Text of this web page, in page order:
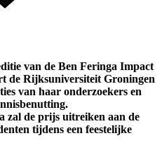
van de Ben Feringa Impact
de Rijksuniversiteit Groningen
van haar onderzoekers en
zal de prijs uitreiken aan de
tijdens een feestelijke